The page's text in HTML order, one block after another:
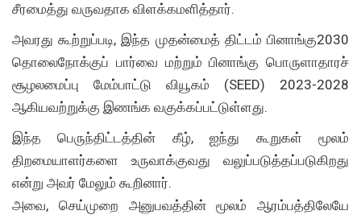
சீரமைத்து வருவதாக விளக்கமளித்தார்.
அவரது கூற்றுப்படி, இந்த முதன்மைத் திட்டம் பினாங்கு2030
தொலைநோக்குப் பார்வை மற்றும் பினாங்கு பொருளாதாரச்
சூழலமைப்பு மேம்பாட்டு வியூகம் (SEED) 2023-2028
ஆகியவற்றுக்கு இணங்க வகுக்கப்பட்டுள்ளது.
இந்த பெருந்திட்டத்தின் கீழ், ஐந்து கூறுகள் மூலம்
திறமையாளர்களை உருவாக்குவது வலுப்படுத்தப்படுகிறது
என்று அவர் மேலும் கூறினார்.
அவை, செய்முறை அனுபவத்தின் மூலம் ஆரம்பத்திலேயே